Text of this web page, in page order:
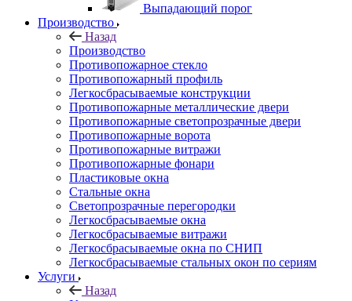
Выпадающий порог
Производство
Назад
Производство
Противопожарное стекло
Противопожарный профиль
Легкосбрасываемые конструкции
Противопожарные металлические двери
Противопожарные светопрозрачные двери
Противопожарные ворота
Противопожарные витражи
Противопожарные фонари
Пластиковые окна
Стальные окна
Светопрозрачные перегородки
Легкосбрасываемые окна
Легкосбрасываемые витражи
Легкосбрасываемые окна по СНИП
Легкосбрасываемые стальных окон по сериям
Услуги
Назад